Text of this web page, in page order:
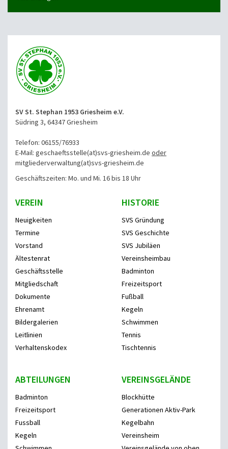
SV St. Stephan 1953 Griesheim e.V.
Südring 3, 64347 Griesheim
Telefon: 06155/76933
E-Mail: geschaeftsstelle(at)svs-griesheim.de oder
mitgliederverwaltung(at)svs-griesheim.de
Geschäftszeiten: Mo. und Mi. 16 bis 18 Uhr
VEREIN
Neuigkeiten
Termine
Vorstand
Ältestenrat
Geschäftsstelle
Mitgliedschaft
Dokumente
Ehrenamt
Bildergalerien
Leitlinien
Verhaltenskodex
HISTORIE
SVS Gründung
SVS Geschichte
SVS Jubiläen
Vereinsheimbau
Badminton
Freizeitsport
Fußball
Kegeln
Schwimmen
Tennis
Tischtennis
ABTEILUNGEN
Badminton
Freizeitsport
Fussball
Kegeln
VEREINSGELÄNDE
Blockhütte
Generationen Aktiv-Park
Kegelbahn
Vereinsheim